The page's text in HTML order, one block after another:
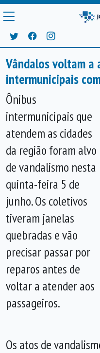
Vândalos voltam a
intermunicipais
Ônibus
intermunicipais que
atendem as cidades
da região foram alvo
de vandalismo nesta
quinta-feira 5 de
junho. Os coletivos
tiveram janelas
quebradas e vão
precisar passar por
reparos antes de
voltar a atender aos
passageiros.
Os atos de